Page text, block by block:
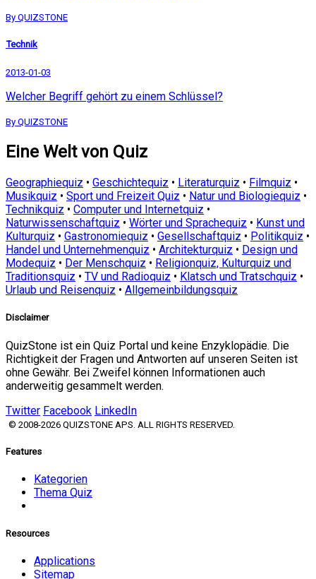
By QUIZSTONE
Technik
2013-01-03
Welcher Begriff gehört zu einem Schlüssel?
By QUIZSTONE
Eine Welt von Quiz
Geographiequiz • Geschichtequiz • Literaturquiz • Filmquiz •
Musikquiz • Sport und Freizeit Quiz • Natur und Biologiequiz •
Technikquiz • Computer und Internetquiz •
Naturwissenschaftquiz • Wörter und Sprachequiz • Kunst und
Kulturquiz • Gastronomiequiz • Gesellschaftquiz • Politikquiz •
Handel und Unternehmenquiz • Architekturquiz • Design und
Modequiz • Der Menschquiz • Religionquiz, Kulturquiz und
Traditionsquiz • TV und Radioquiz • Klatsch und Tratschquiz •
Urlaub und Reisenquiz • Allgemeinbildungsquiz
Disclaimer
QuizStone ist ein Quiz Portal und keine Enzyklopädie. Die
Richtigkeit der Fragen und Antworten auf unseren Seiten ist
ohne Gewähr. Bei Zweifel können Informationen auch
anderweitig gesammelt werden.
Twitter Facebook LinkedIn
© 2008-2026 QUIZSTONE APS. ALL RIGHTS RESERVED.
Features
Kategorien
Thema Quiz
Resources
Applications
Sitemap